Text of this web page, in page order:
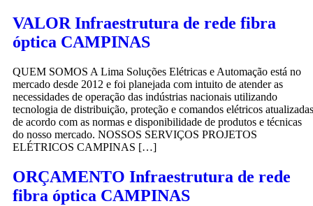
VALOR Infraestrutura de rede fibra
óptica CAMPINAS
QUEM SOMOS A Lima Soluções Elétricas e Automação está no
mercado desde 2012 e foi planejada com intuito de atender as
necessidades de operação das indústrias nacionais utilizando
tecnologia de distribuição, proteção e comandos elétricos atualizadas
de acordo com as normas e disponibilidade de produtos e técnicas
do nosso mercado. NOSSOS SERVIÇOS PROJETOS
ELÉTRICOS CAMPINAS […]
ORÇAMENTO Infraestrutura de rede
fibra óptica CAMPINAS